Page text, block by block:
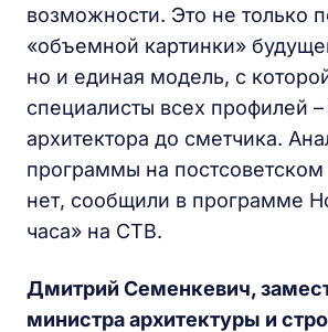
возможности. Это не только
«объемной картинки»
но и единая модель, с
специалисты всех профилей –
архитектора до сметчика.
программы на постсоветском
нет, сообщили в программе
часа» на СТВ.
Дмитрий Семенкевич,
министра архитектуры и